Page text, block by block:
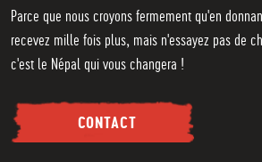
Parce que nous croyons fermement qu'en
recevez mille fois plus, mais n'essayez pas de
c'est le Népal qui vous changera !
CONTACT